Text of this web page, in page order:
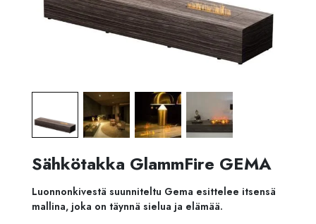
Sähkötakka GlammFire GEMA
Luonnonkivestä suunniteltu Gema esittelee itsensä
mallina, joka on täynnä sielua ja elämää.